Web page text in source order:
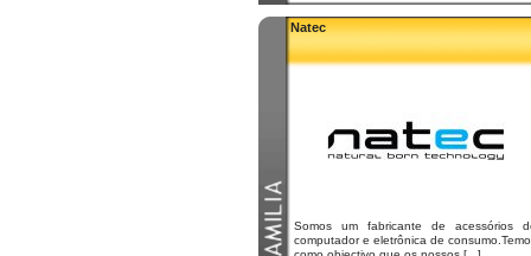
Natec
Somos um fabricante de acessórios
computador e eletrônica de